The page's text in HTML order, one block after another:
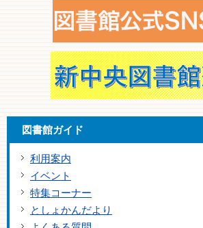
図書館ガイド
利用案内
イベント
特集コーナー
としょかんだより